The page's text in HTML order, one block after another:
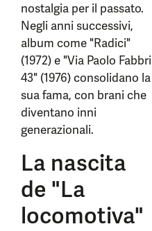
nostalgia per il passato.
Negli anni successivi,
album come "Radici"
(1972) e "Via Paolo Fabbri
43" (1976) consolidano la
sua fama, con brani che
diventano inni
generazionali.
La nascita
de "La
locomotiva"